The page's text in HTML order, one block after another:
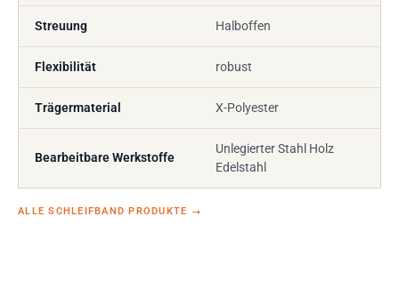
Streuung Halboffen
Flexibilität robust
Trägermaterial X-Polyester
Bearbeitbare Werkstoffe
Unlegierter Stahl Holz
Edelstahl
ALLE SCHLEIFBAND PRODUKTE →